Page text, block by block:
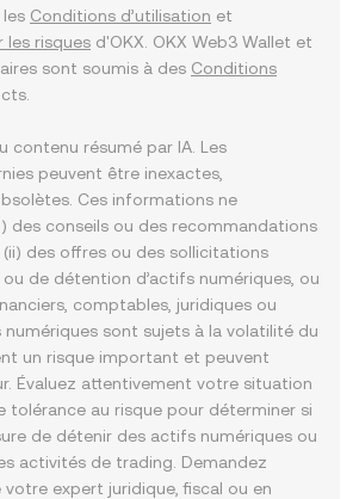
Conditions d’utilisation et
les risques d'OKX. OKX Web3 Wallet et
sont soumis à des Conditions
contenu résumé par IA. Les
peuvent être inexactes,
Ces informations ne
des conseils ou des recommandations
(ii) des offres ou des sollicitations
ou de détention d’actifs numériques, ou
comptables, juridiques ou
numériques sont sujets à la volatilité du
un risque important et peuvent
Évaluez attentivement votre situation
tolérance au risque pour déterminer si
de détenir des actifs numériques ou
activités de trading. Demandez
votre expert juridique, fiscal ou en